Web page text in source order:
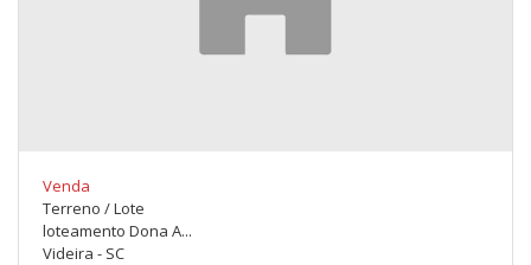
Venda
Terreno / Lote
loteamento Dona A...
Videira - SC